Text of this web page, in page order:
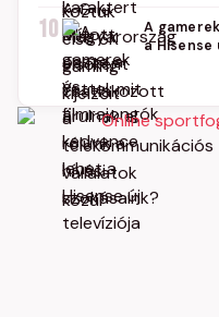
10
A
a Hisense